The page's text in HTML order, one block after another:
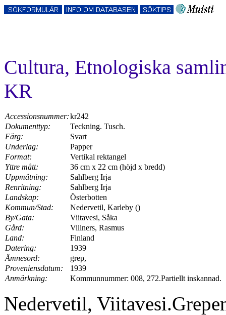
Cultura, Etnologiska
KR
Accessionsnummer:kr242
Dokumenttyp:
Teckning. Tusch.
Färg:
Svart
Underlag:
Papper
Format:
Vertikal rektangel
Yttre mått:
36 cm x 22 cm (höjd x bredd)
Uppmätning:
Sahlberg Irja
Renritning:
Sahlberg Irja
Landskap:
Österbotten
Kommun/Stad:
Nedervetil, Karleby ()
By/Gata:
Viitavesi, Såka
Gård:
Villners, Rasmus
Land:
Finland
Datering:
1939
Ämnesord:
grep,
Proveniensdatum:
1939
Anmärkning:
Kommunnummer: 008, 272.Partiellt inskannad.
Nedervetil,